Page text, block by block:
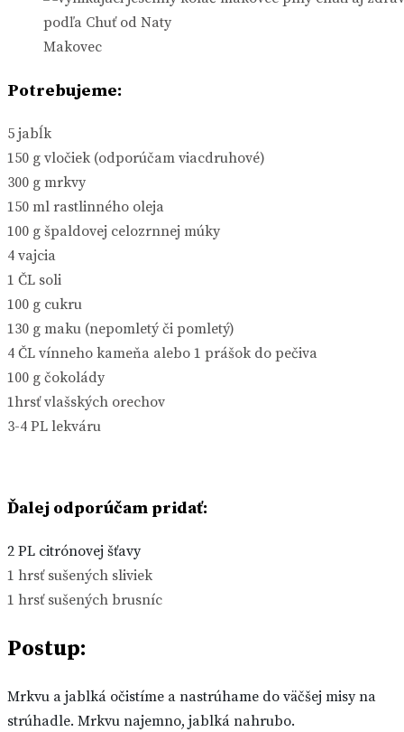
Makovec
Potrebujeme:
5 jabĺk
150 g vločiek (odporúčam viacdruhové)
300 g mrkvy
150 ml rastlinného oleja
100 g špaldovej celozrnnej múky
4 vajcia
1 ČL soli
100 g cukru
130 g maku (nepomletý či pomletý)
4 ČL vínneho kameňa alebo 1 prášok do pečiva
100 g čokolády
1hrsť vlašských orechov
3-4 PL lekváru
Ďalej odporúčam pridať:
2 PL citrónovej šťavy
1 hrsť sušených sliviek
1 hrsť sušených brusníc
Postup:
Mrkvu a jablká očistíme a nastrúhame do väčšej misy na
strúhadle. Mrkvu najemno, jablká nahrubo.